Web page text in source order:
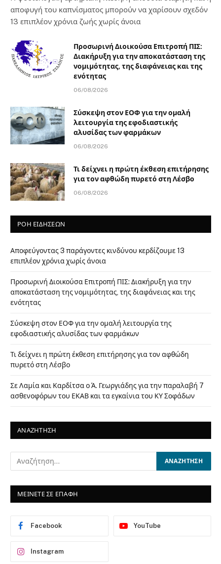
αποφυγή του καπνίσματος μπορούν να χαρίσουν σχεδόν
13 επιπλέον χρόνια ζωής χωρίς άνοια
Προσωρινή Διοικούσα Επιτροπή ΠΙΣ:
Διακήρυξη για την αποκατάσταση της
νομιμότητας, της διαφάνειας και της
ενότητας
06/08/2026
Σύσκεψη στον ΕΟΦ για την ομαλή
λειτουργία της εφοδιαστικής
αλυσίδας των φαρμάκων
06/08/2026
Τι δείχνει η πρώτη έκθεση επιτήρησης
για τον αφθώδη πυρετό στη Λέσβο
06/08/2026
ΡΟΗ ΕΙΔΗΣΕΩΝ
Αποφεύγοντας 3 παράγοντες κινδύνου κερδίζουμε 13
επιπλέον χρόνια χωρίς άνοια
Προσωρινή Διοικούσα Επιτροπή ΠΙΣ: Διακήρυξη για την
αποκατάσταση της νομιμότητας, της διαφάνειας και της
ενότητας
Σύσκεψη στον ΕΟΦ για την ομαλή λειτουργία της
εφοδιαστικής αλυσίδας των φαρμάκων
Τι δείχνει η πρώτη έκθεση επιτήρησης για τον αφθώδη
πυρετό στη Λέσβο
Σε Λαμία και Καρδίτσα ο Ά. Γεωργιάδης για την παραλαβή 7
ασθενοφόρων του ΕΚΑΒ και τα εγκαίνια του ΚΥ Σοφάδων
ΑΝΑΖΗΤΗΣΗ
ΜΕΙΝΕΤΕ ΣΕ ΕΠΑΦΗ
Facebook YouTube
Instagram